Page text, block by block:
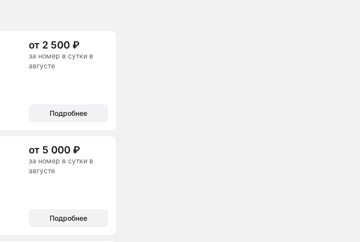
от 2 500 ₽
за номер в сутки в
августе
Подробнее
от 5 000 ₽
за номер в сутки в
августе
Подробнее